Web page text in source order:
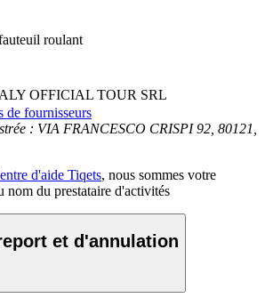
roulant
OFFICIAL TOUR SRL
de fournisseurs
: VIA FRANCESCO CRISPI 92, 80121,
d'aide Tiqets, nous sommes votre
nom du prestataire d'activités
et d'annulation